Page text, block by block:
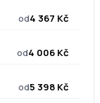
od4 367 Kč
od4 006 Kč
od5 398 Kč